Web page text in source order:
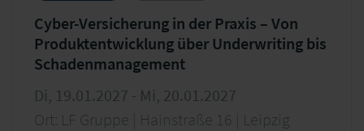
Cyber-Versicherung in der Praxis – Von
Produktentwicklung über Underwriting bis
Schadenmanagement
Di, 19.01.2027 - Mi, 20.01.2027
Ort: LF Gruppe | Hainstraße 16 | Leipzig